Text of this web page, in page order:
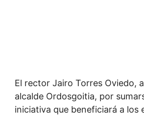
El rector Jairo Torres Oviedo,
alcalde Ordosgoitia, por
iniciativa que beneficiará a los